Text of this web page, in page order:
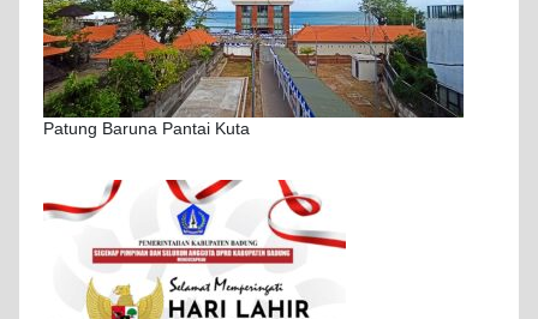
Patung Baruna Pantai Kuta